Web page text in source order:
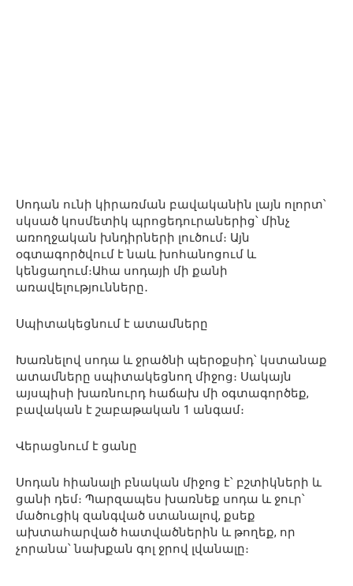
Սոդան ունի կիրառման բավականին լայն ոլորտ՝
սկսած կոսմետիկ պրոցեդուրաներից՝ մինչ
առողջական խնդիրների լուծում։ Այն
օգտագործվում է նաև խոհանոցում և
կենցաղում։Ահա սոդայի մի քանի
առավելությունները․
Սպիտակեցնում է ատամները
Խառնելով սոդա և ջրածնի պերօքսիդ՝ կստանաք
ատամները սպիտակեցնող միջոց։ Սակայն
այսպիսի խառնուրդ հաճախ մի օգտագործեք,
բավական է շաբաթական 1 անգամ։
Վերացնում է ցանը
Սոդան հիանալի բնական միջոց է՝ բշտիկների և
ցանի դեմ։ Պարզապես խառնեք սոդա և ջուր՝
մածուցիկ զանգված ստանալով, քսեք
ախտահարված հատվածներին և թողեք, որ
չորանա՝ նախքան գոլ ջրով լվանալը։